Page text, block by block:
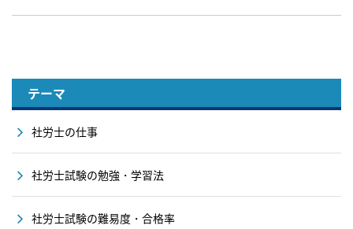
テーマ
社労士の仕事
社労士試験の勉強・学習法
社労士試験の難易度・合格率